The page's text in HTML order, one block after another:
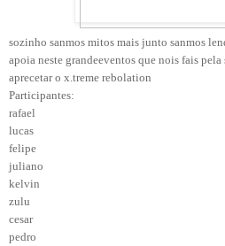
sozinho sanmos mitos mais junto sanmos
apoia neste grandeeventos que nois fais pela
aprecetar o x.treme rebolation
Participantes:
rafael
lucas
felipe
juliano
kelvin
zulu
cesar
pedro